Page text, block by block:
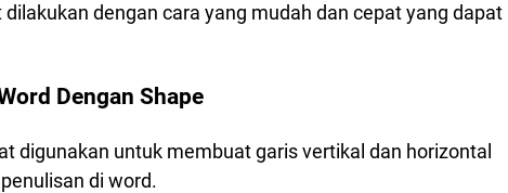
dengan cara yang mudah dan cepat yang dapat
Dengan Shape
digunakan untuk membuat garis vertikal dan horizontal
di word.